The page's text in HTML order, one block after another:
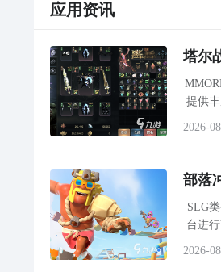
应用资讯
塔尔
提供
2026-
部落
SLG
台进
2026-